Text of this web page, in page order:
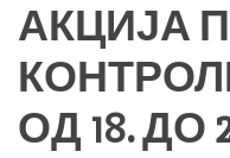
АКЦИЈА
ОД 18. ДО